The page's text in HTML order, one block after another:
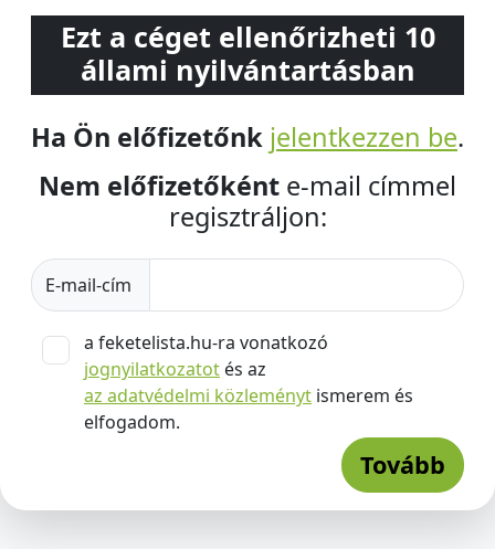
Ezt a céget ellenőrizheti 10
állami nyilvántartásban
Ha Ön előfizetőnk jelentkezzen be.
Nem előfizetőként e-mail címmel
regisztráljon:
E-mail-cím
a feketelista.hu-ra vonatkozó
jognyilatkozatot és az
az adatvédelmi közleményt ismerem és
elfogadom.
Tovább